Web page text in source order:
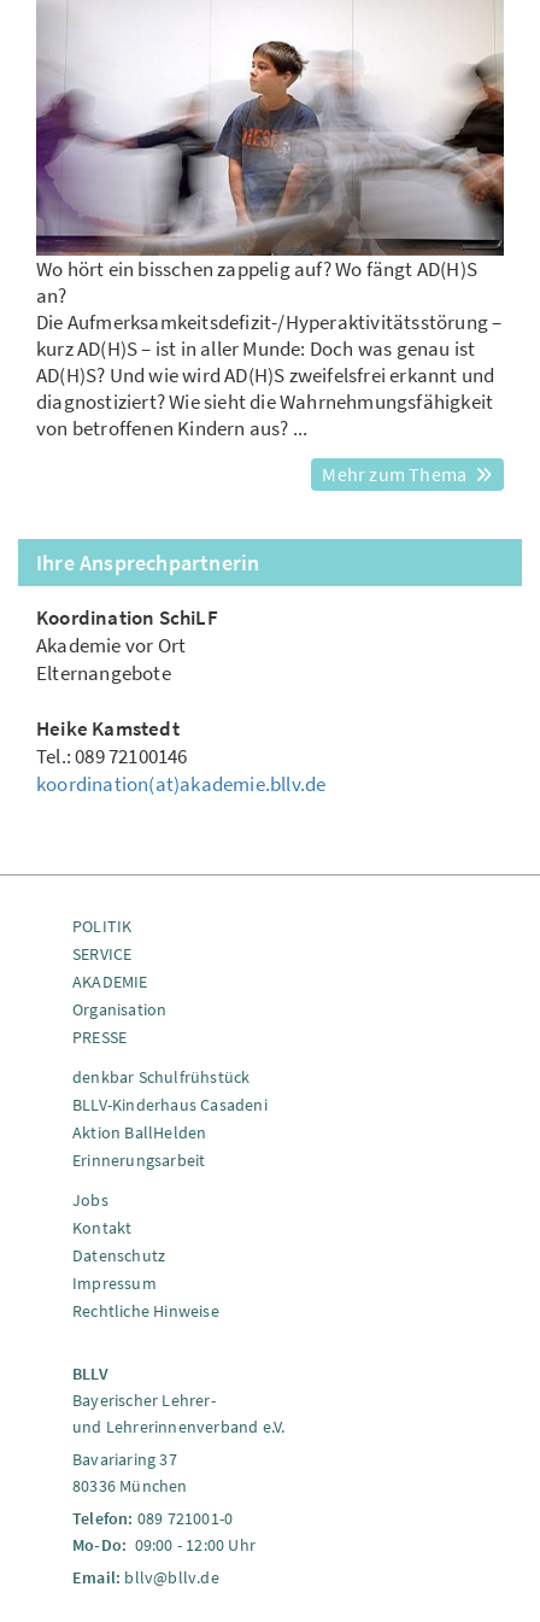
Wo hört ein bisschen zappelig auf? Wo fängt AD(H)S
an?
Die Aufmerksamkeitsdefizit-/Hyperaktivitätsstörung –
kurz AD(H)S – ist in aller Munde: Doch was genau ist
AD(H)S? Und wie wird AD(H)S zweifelsfrei erkannt und
diagnostiziert? Wie sieht die Wahrnehmungsfähigkeit
von betroffenen Kindern aus? ...
Mehr zum Thema
Ihre Ansprechpartnerin
Koordination SchiLF
Akademie vor Ort
Elternangebote
Heike Kamstedt
Tel.: 089 72100146
koordination(at)akademie.bllv.de
POLITIK
SERVICE
AKADEMIE
Organisation
PRESSE
denkbar Schulfrühstück
BLLV-Kinderhaus Casadeni
Aktion BallHelden
Erinnerungsarbeit
Jobs
Kontakt
Datenschutz
Impressum
Rechtliche Hinweise
BLLV
Bayerischer Lehrer-
und Lehrerinnenverband e.V.
Bavariaring 37
80336 München
Telefon: 089 721001-0
Mo-Do: 09:00 - 12:00 Uhr
Email: bllv@bllv.de